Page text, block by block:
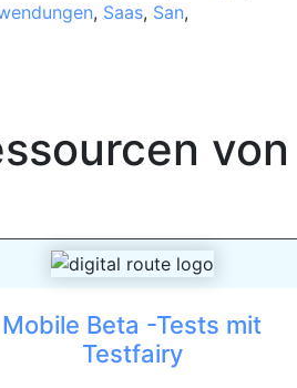
, Saas, San,
von
Mobile Beta -Tests mit
Testfairy